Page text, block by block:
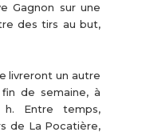
Gagnon sur une
des tirs au but,
livreront un autre
de semaine, à
h. Entre temps,
de La Pocatière,